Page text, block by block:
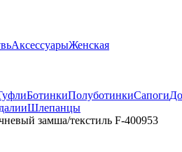
АксессуарыЖенская
БотинкиПолуботинкиСапоги
Шлепанцы
замша/текстиль F-400953